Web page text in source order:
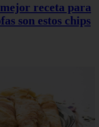
receta para
son estos chips